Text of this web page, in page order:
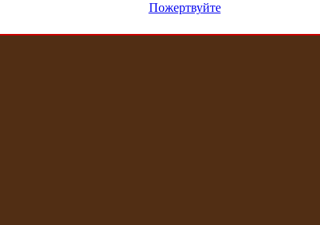
Пожертвуйте